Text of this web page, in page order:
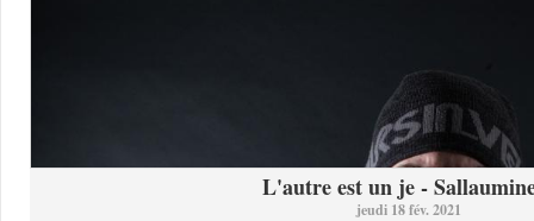
L'autre est un je -
jeudi 18 fév. 2021